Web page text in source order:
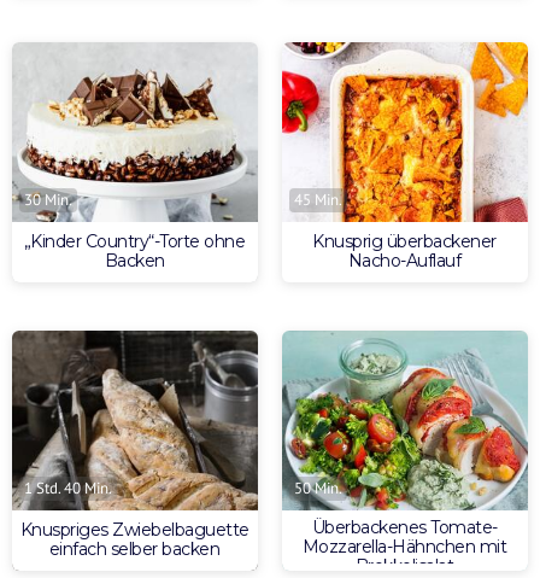
30 Min.
„Kinder Country“-Torte ohne
Backen
45 Min.
Knusprig überbackener
Nacho-Auflauf
1 Std. 40 Min.
Knuspriges Zwiebelbaguette
einfach selber backen
50 Min.
Überbackenes Tomate-
Mozzarella-Hähnchen mit
Brokkolisalat